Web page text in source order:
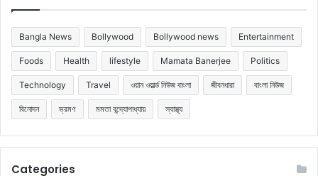
Bangla News Bollywood Bollywood news Entertainment
Foods Health lifestyle Mamata Banerjee Politics
Technology Travel ওয়ান ওয়ার্ল্ড নিউজ বাংলা জীবনধারা বাংলা নিউজ
বিনোদন ভ্রমণ মমতা বন্দ্যোপাধ্যায় স্বাস্থ্য
Categories